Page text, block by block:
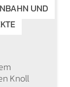
UND
Knoll